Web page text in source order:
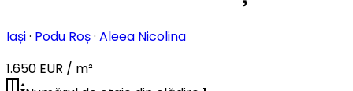
Iași· Podu Roș· Aleea Nicolina
1.650 EUR / m²